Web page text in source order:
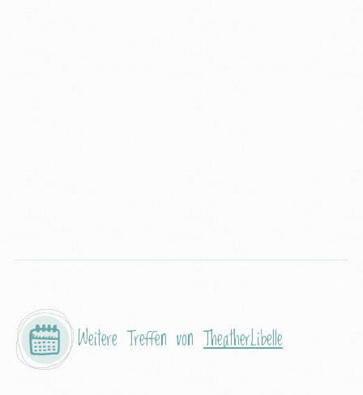
Weitere Treffen von TheatherLibelle